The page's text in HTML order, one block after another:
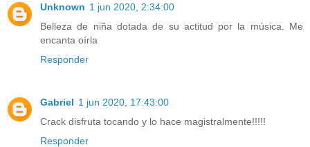
Unknown 1 jun 2020, 2:34:00
Belleza de niña dotada de su actitud por la música. Me
encanta oírla
Responder
Gabriel 1 jun 2020, 17:43:00
Crack disfruta tocando y lo hace magistralmente!!!!!
Responder